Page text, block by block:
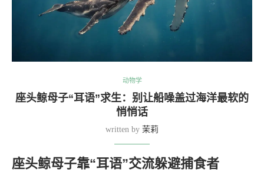
动物学
座头鲸母子“耳语”求生：别让船噪盖过海洋最软的
悄悄话
written by 茉莉
座头鲸母子靠“耳语”交流躲避捕食者